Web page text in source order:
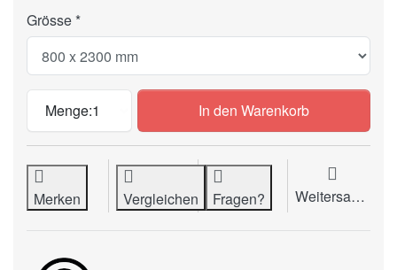
Grösse
Menge:1
RollUp Display QUICKROLL SCREEN
In den Warenkorb
Merken Vergleichen Fragen? Weitersagen